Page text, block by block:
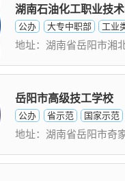
湖南石油化工职业技
公办 大专中职部 工业
地址：湖南省岳阳市湘
岳阳市高级技工学校
公办 省示范 国家示范
地址：湖南省岳阳市奇